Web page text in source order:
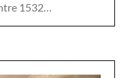
1532…